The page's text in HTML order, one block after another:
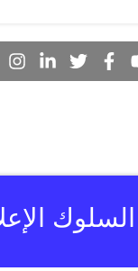
السلوك